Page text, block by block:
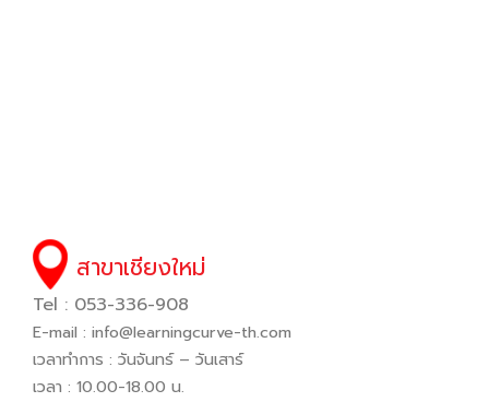
สาขาเชียงใหม่
Tel : 053-336-908
E-mail : info@learningcurve-th.com
เวลาทำการ : วันจันทร์ – วันเสาร์
เวลา : 10.00-18.00 น.